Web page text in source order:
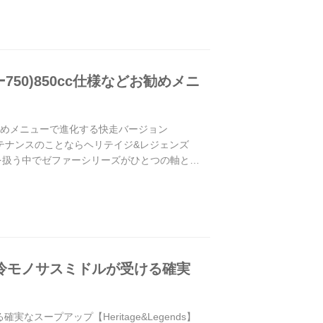
仕様などお勧めメニ
メニューで進化する快走バージョン
ンスのことならヘリテイジ&レジェンズ
う中でゼファーシリーズがひとつの軸とな
ノサスミドルが受ける確実
実なスープアップ【Heritage&Legends】